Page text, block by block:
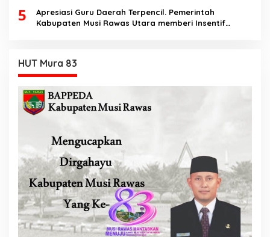
5
Apresiasi Guru Daerah Terpencil. Pemerintah
Kabupaten Musi Rawas Utara memberi Insentif
HUT Mura 83